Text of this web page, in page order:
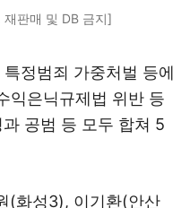
판매 및 DB 금지]
정범죄 가중처벌 등에
익은닉규제법 위반 등
공범 등 모두 합쳐 5
(화성3), 이기환(안산